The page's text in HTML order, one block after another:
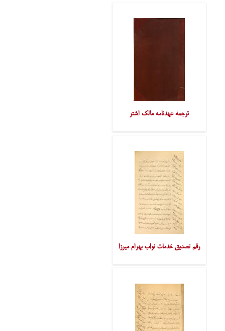
ترجمه عهدنامه مالک اشتر
رقم تصدیق خدمات نواب بهرام میرزا